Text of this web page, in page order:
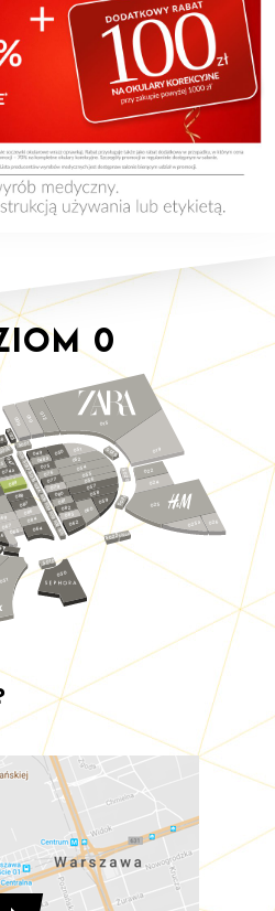
0
051
050
052
054
055
056
057
058
059
060
049
048a
075
076
077
079
080
081
082
083
062
S018
S017
S016
S024
S015
S014
S013
047
S012
074a
S011
074
089
088
087
086
084
067
064
065 S022a
S022
S021
S020 022
024
015
012
010
009
S001
S023
025
S019 019
026
025a
02
S010
030
031